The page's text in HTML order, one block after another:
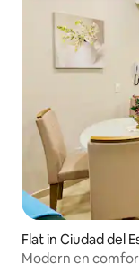
Flat in Ciudad del
Modern en